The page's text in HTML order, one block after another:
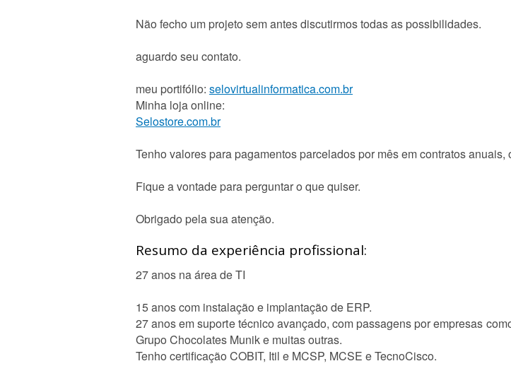
Não fecho um projeto sem antes discutirmos todas as possibilidades.
aguardo seu contato.
meu portifólio: selovirtualinformatica.com.br
Minha loja online:
Selostore.com.br
Tenho valores para pagamentos parcelados por mês em contratos
Fique a vontade para perguntar o que quiser.
Obrigado pela sua atenção.
Resumo da experiência profissional:
27 anos na área de TI
15 anos com instalação e implantação de ERP.
27 anos em suporte técnico avançado, com passagens por empresas
Grupo Chocolates Munik e muitas outras.
Tenho certificação COBIT, Itil e MCSP, MCSE e TecnoCisco.